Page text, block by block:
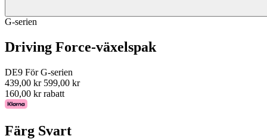
G-serien
Driving Force-växelspak
DE9 För G-serien
439,00 kr 599,00 kr
160,00 kr rabatt
Färg Svart